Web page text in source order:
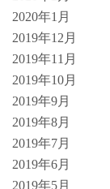
2020年1月
2019年12月
2019年11月
2019年10月
2019年9月
2019年8月
2019年7月
2019年6月
2019年5月